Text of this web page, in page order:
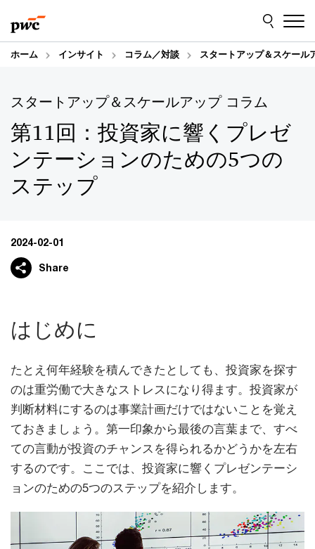
to
content
to
footer
ホーム インサイト コラム／対談 スタートアップ＆スケール
スタートアップ＆スケールアップ コラム
第11回：投資家に響くプレゼ
ンテーションのための5つの
ステップ
2024-02-01
Share
はじめに
たとえ何年経験を積んできたとしても、投資家を探す
のは重労働で大きなストレスになり得ます。投資家が
判断材料にするのは事業計画だけではないことを覚え
ておきましょう。第一印象から最後の言葉まで、すべ
ての言動が投資のチャンスを得られるかどうかを左右
するのです。ここでは、投資家に響くプレゼンテーシ
ョンのための5つのステップを紹介します。